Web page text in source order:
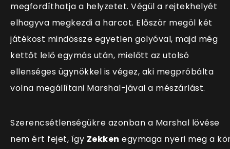
megfordíthatja a helyzetet. Végül a rejtekhelyét
elhagyva megkezdi a harcot. Először megöl két
játékost mindössze egyetlen golyóval, majd még
kettőt lelő egymás után, mielőtt az utolsó
ellenséges ügynökkel is végez, aki megpróbálta
volna megállítani Marshal-jával a mészárlást.
Szerencsétlenségükre azonban a Marshal lövése
nem ért fejet, így Zekken egymaga nyeri meg a